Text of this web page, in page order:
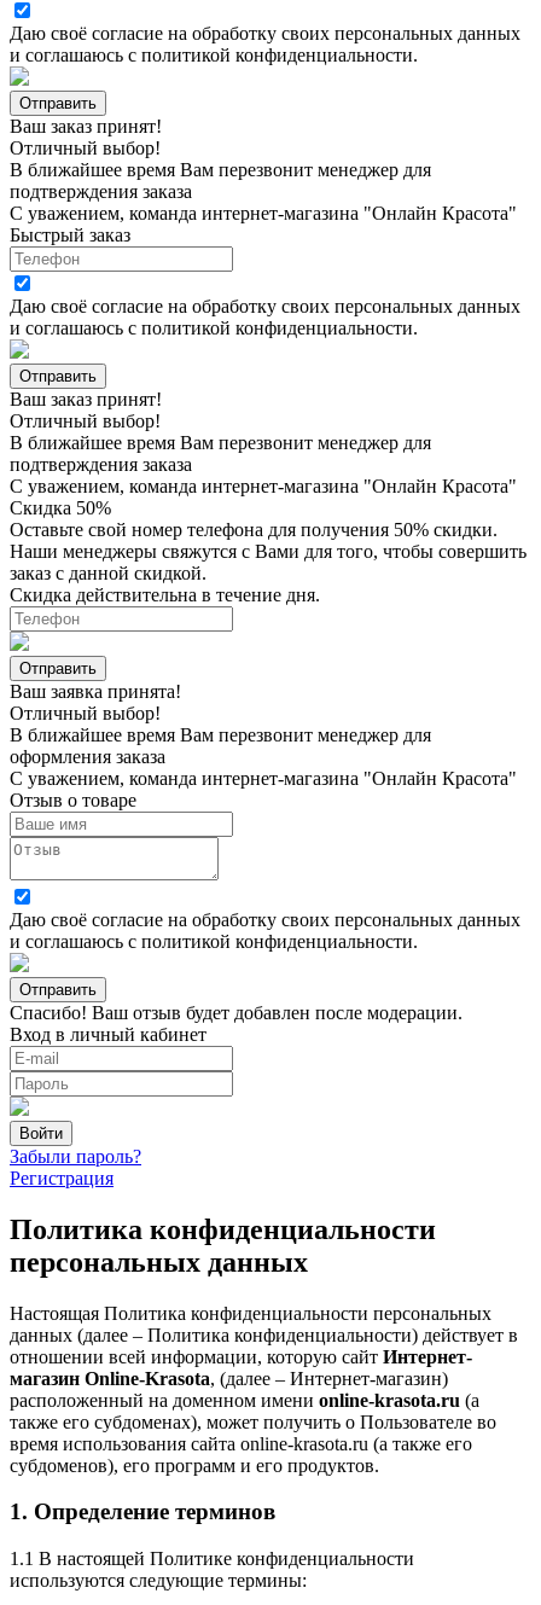
Даю своё согласие на обработку своих персональных данных
и соглашаюсь с политикой конфиденциальности.
Ваш заказ принят!
Отличный выбор!
В ближайшее время Вам перезвонит менеджер для
подтверждения заказа
С уважением, команда интернет-магазина "Онлайн Красота"
Быстрый заказ
Даю своё согласие на обработку своих персональных данных
и соглашаюсь с политикой конфиденциальности.
Ваш заказ принят!
Отличный выбор!
В ближайшее время Вам перезвонит менеджер для
подтверждения заказа
С уважением, команда интернет-магазина "Онлайн Красота"
Скидка 50%
Оставьте свой номер телефона для получения 50% скидки.
Наши менеджеры свяжутся с Вами для того, чтобы совершить
заказ с данной скидкой.
Скидка действительна в течение дня.
Ваш заявка принята!
Отличный выбор!
В ближайшее время Вам перезвонит менеджер для
оформления заказа
С уважением, команда интернет-магазина "Онлайн Красота"
Отзыв о товаре
Даю своё согласие на обработку своих персональных данных
и соглашаюсь с политикой конфиденциальности.
Спасибо! Ваш отзыв будет добавлен после модерации.
Вход в личный кабинет
Забыли пароль?
Регистрация
Политика конфиденциальности
персональных данных
Настоящая Политика конфиденциальности персональных
данных (далее – Политика конфиденциальности) действует в
отношении всей информации, которую сайт Интернет-
магазин Online-Krasota, (далее – Интернет-магазин)
расположенный на доменном имени online-krasota.ru (а
также его субдоменах), может получить о Пользователе во
время использования сайта online-krasota.ru (а также его
субдоменов), его программ и его продуктов.
1. Определение терминов
1.1 В настоящей Политике конфиденциальности
используются следующие термины: